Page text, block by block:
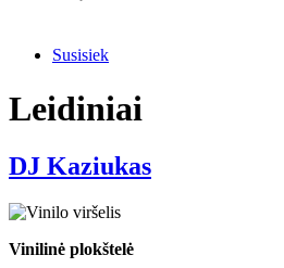
Susisiek
Leidiniai
DJ Kaziukas
Vinilinė plokštelė